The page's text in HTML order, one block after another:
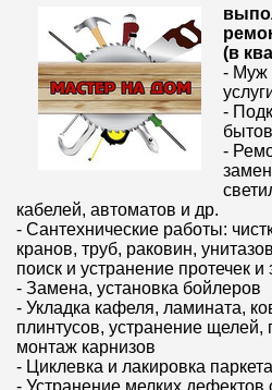
(в
- Муж
-
-
кабелей, автоматов и др.
- Сантехнические работы:
кранов, труб, раковин,
поиск и устранение протечек и
- Замена, установка бойлеров
- Укладка кафеля, ламината,
плинтусов, устранение щелей,
монтаж карнизов
- Циклевка и лакировка паркета
- Устранение мелких дефектов